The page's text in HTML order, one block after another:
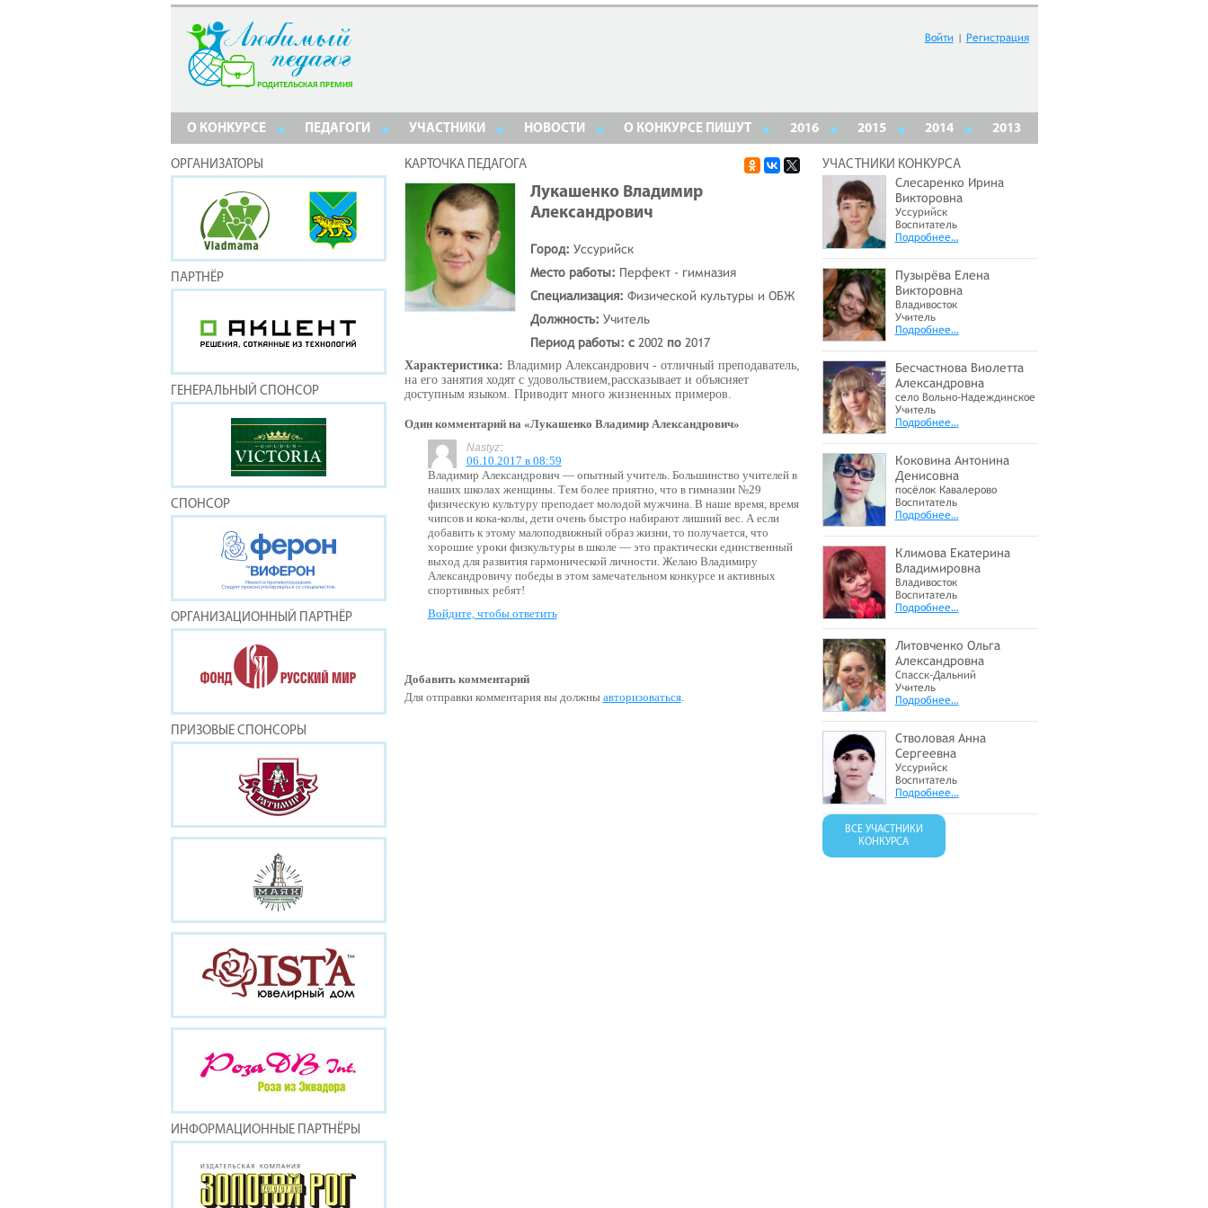
Войти | Регистрация
О КОНКУРСЕ ПЕДАГОГИ УЧАСТНИКИ НОВОСТИ О КОНКУРСЕ ПИШУТ 2016 2015 2014 2013
ОРГАНИЗАТОРЫ
ПАРТНЁР
ГЕНЕРАЛЬНЫЙ СПОНСОР
СПОНСОР
ОРГАНИЗАЦИОННЫЙ ПАРТНЁР
ПРИЗОВЫЕ СПОНСОРЫ
ИНФОРМАЦИОННЫЕ ПАРТНЁРЫ
КАРТОЧКА ПЕДАГОГА
Лукашенко Владимир
Александрович
Город: Уссурийск
Место работы: Перфект - гимназия
Специализация: Физической культуры и ОБЖ
Должность: Учитель
Период работы: с2002 по 2017
Характеристика: Владимир Александрович - отличный преподаватель,
на его занятия ходят с удовольствием,рассказывает и объясняет
доступным языком. Приводит много жизненных примеров.
Один комментарий на «Лукашенко Владимир Александрович»
Nastyz:
06.10.2017 в 08:59
Владимир Александрович — опытный учитель. Большинство учителей в
наших школах женщины. Тем более приятно, что в гимназии №29
физическую культуру преподает молодой мужчина. В наше время, время
чипсов и кока-колы, дети очень быстро набирают лишний вес. А если
добавить к этому малоподвижный образ жизни, то получается, что
хорошие уроки физкультуры в школе — это практически единственный
выход для развития гармонической личности. Желаю Владимиру
Александровичу победы в этом замечательном конкурсе и активных
спортивных ребят!
Войдите, чтобы ответить
Добавить комментарий
Для отправки комментария вы должны авторизоваться.
УЧАСТНИКИ КОНКУРСА
Слесаренко Ирина
Викторовна
Уссурийск
Воспитатель
Подробнее…
Пузырёва Елена
Викторовна
Владивосток
Учитель
Подробнее…
Бесчастнова Виолетта
Александровна
село Вольно-Надеждинское
Учитель
Подробнее…
Коковина Антонина
Денисовна
посёлок Кавалерово
Воспитатель
Подробнее…
Климова Екатерина
Владимировна
Владивосток
Воспитатель
Подробнее…
Литовченко Ольга
Александровна
Спасск-Дальний
Учитель
Подробнее…
Стволовая Анна
Сергеевна
Уссурийск
Воспитатель
Подробнее…
ВСЕ УЧАСТНИКИ
КОНКУРСА